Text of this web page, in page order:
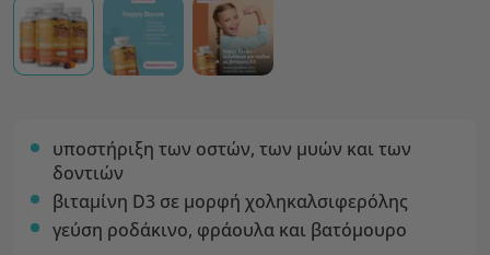
υποστήριξη των οστών, των μυών και των
δοντιών
βιταμίνη D3 σε μορφή χοληκαλσιφερόλης
γεύση ροδάκινο, φράουλα και βατόμουρο